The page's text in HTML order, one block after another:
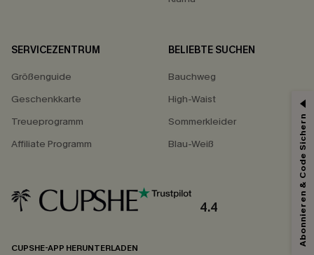
SERVICEZENTRUM
Größenguide
Geschenkkarte
Treueprogramm
Affiliate Programm
BELIEBTE SUCHEN
Bauchweg
High-Waist
Sommerkleider
Blau-Weiß
4.4
CUPSHE-APP HERUNTERLADEN
Abonnieren & Code Sichern